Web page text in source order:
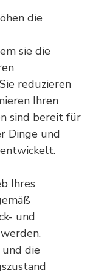
die
sie die
reduzieren
Ihren
sind bereit für
Dinge und
Ihres
und
und die